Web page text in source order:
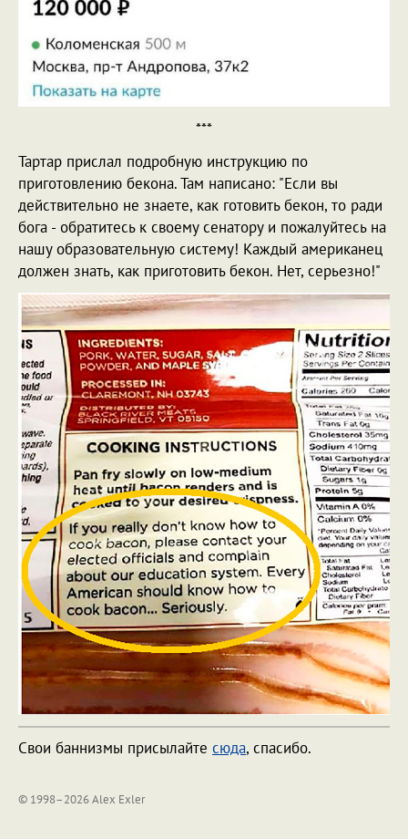
***
Тартар прислал подробную инструкцию по
приготовлению бекона. Там написано: "Если вы
действительно не знаете, как готовить бекон, то ради
бога - обратитесь к своему сенатору и пожалуйтесь на
нашу образовательную систему! Каждый американец
должен знать, как приготовить бекон. Нет, серьезно!"
Свои баннизмы присылайте сюда, спасибо.
© 1998–2026 Alex Exler